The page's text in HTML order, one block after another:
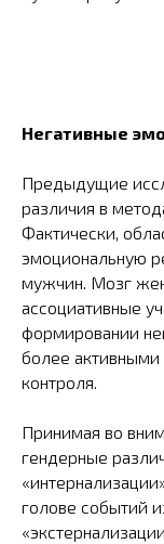
Негативные
Предыдущие
различия в
Фактически,
эмоциональную
мужчин. Мозг
ассоциативные
формировании
более активными
контроля.
Принимая во
гендерные
голове событий